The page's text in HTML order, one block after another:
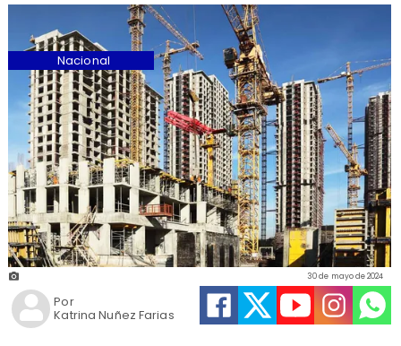
Katrina Nuñez Farias
30 de mayo de 2024
Nacional
Por